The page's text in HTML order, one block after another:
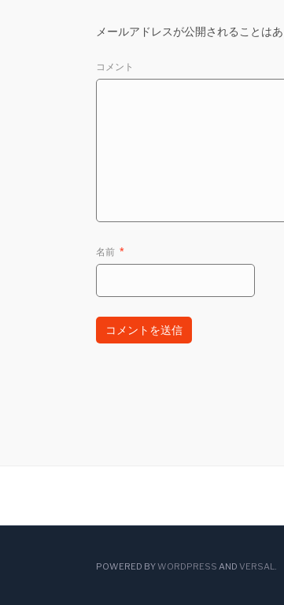
メールアドレスが公開されることはあ
コメント
名前 *
POWERED BYWORDPRESS AND VERSAL.